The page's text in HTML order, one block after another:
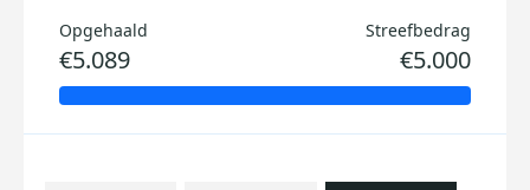
Opgehaald
€5.089
Streefbedrag
€5.000